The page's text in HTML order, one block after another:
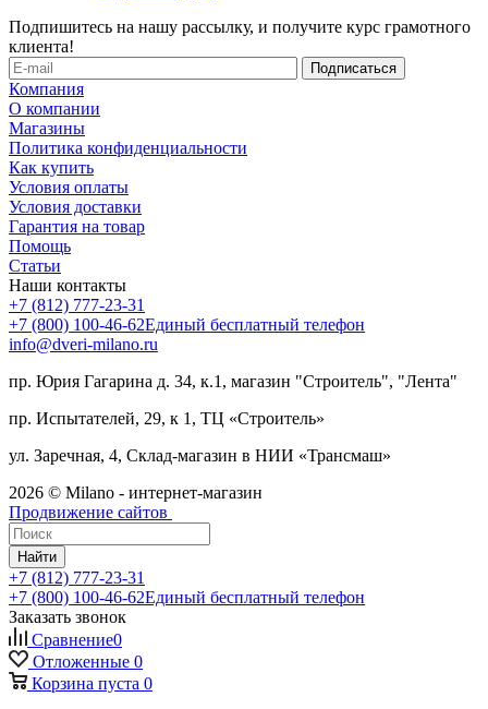
Подпишитесь на нашу рассылку, и получите курс грамотного
клиента!
Компания
О компании
Магазины
Политика конфиденциальности
Как купить
Условия оплаты
Условия доставки
Гарантия на товар
Помощь
Статьи
Наши контакты
+7 (812) 777-23-31
+7 (800) 100-46-62Единый бесплатный телефон
info@dveri-milano.ru
пр. Юрия Гагарина д. 34, к.1, магазин "Строитель", "Лента"
пр. Испытателей, 29, к 1, ТЦ «Строитель»
ул. Заречная, 4, Склад-магазин в НИИ «Трансмаш»
2026 © Milano - интернет-магазин
Продвижение сайтов
Найти
+7 (812) 777-23-31
+7 (800) 100-46-62Единый бесплатный телефон
Заказать звонок
Сравнение0
Отложенные 0
Корзина пуста 0